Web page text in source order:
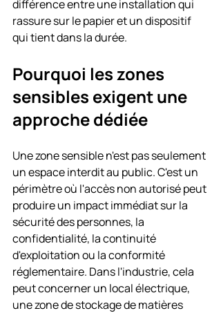
différence entre une installation qui
rassure sur le papier et un dispositif
qui tient dans la durée.
Pourquoi les zones
sensibles exigent une
approche dédiée
Une zone sensible n'est pas seulement
un espace interdit au public. C'est un
périmètre où l'accès non autorisé peut
produire un impact immédiat sur la
sécurité des personnes, la
confidentialité, la continuité
d'exploitation ou la conformité
réglementaire. Dans l'industrie, cela
peut concerner un local électrique,
une zone de stockage de matières